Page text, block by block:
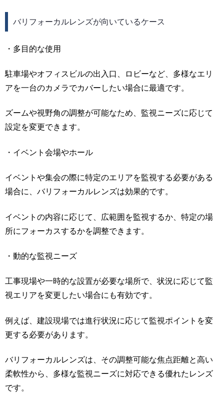
バリフォーカルレンズが向いているケース
・多目的な使用
駐車場やオフィスビルの出入口、ロビーなど、多様なエリ
アを一台のカメラでカバーしたい場合に最適です。
ズームや視野角の調整が可能なため、監視ニーズに応じて
設定を変更できます。
・イベント会場やホール
イベントや集会の際に特定のエリアを監視する必要がある
場合に、バリフォーカルレンズは効果的です。
イベントの内容に応じて、広範囲を監視するか、特定の場
所にフォーカスするかを調整できます。
・動的な監視ニーズ
工事現場や一時的な設置が必要な場所で、状況に応じて監
視エリアを変更したい場合にも有効です。
例えば、建設現場では進行状況に応じて監視ポイントを変
更する必要があります。
バリフォーカルレンズは、その調整可能な焦点距離と高い
柔軟性から、多様な監視ニーズに対応できる優れたレンズ
です。